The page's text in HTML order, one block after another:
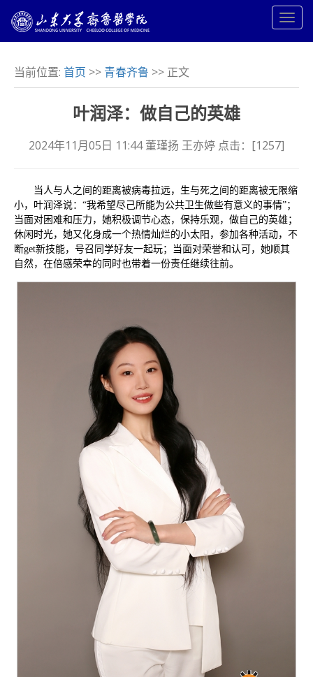
当前位置: 首页 >> 青春齐鲁 >> 正文
叶润泽：做自己的英雄
2024年11月05日 11:44 董瑾扬 王亦婷 点击：[1257]
当人与人之间的距离被病毒拉远，生与死之间的距离被无限缩
小，叶润泽说：“我希望尽己所能为公共卫生做些有意义的事情”；
当面对困难和压力，她积极调节心态，保持乐观，做自己的英雄；
休闲时光，她又化身成一个热情灿烂的小太阳，参加各种活动，不
断get新技能，号召同学好友一起玩；当面对荣誉和认可，她顺其
自然，在倍感荣幸的同时也带着一份责任继续往前。